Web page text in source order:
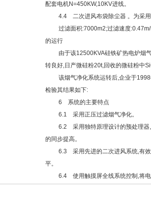
配套电机N=450KW,10KV进线。
4.4 二次进风布袋除尘器 。为采
过滤面积:7000m2;过滤速度:0.47m/
的运行
由于该12500KVA硅铁矿热电炉烟气
转良好,日产微硅粉20t,回收的微硅粉中
该烟气净化系统运转后,企业于1998
检验其结果如下:
6 系统的主要特点
6.1 采用正压过滤烟气净化。
6.2 采用独特原理设计的预处理器,提
的同步提高。
6.3 采用先进的二次进风系统,有效
平。
6.4 使用触摸屏全线系统控制,将电